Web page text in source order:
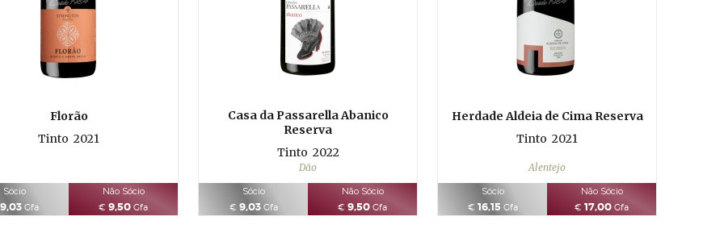
Florão
Tinto 2021
Sócio
9,03 Gfa
Não Sócio
€ 9,50 Gfa
Casa da Passarella Abanico
Reserva
Tinto 2022
Dão
Sócio
€ 9,03 Gfa
Não Sócio
€ 9,50 Gfa
Herdade Aldeia de Cima Reserva
Tinto 2021
Alentejo
Sócio
€ 16,15 Gfa
Não Sócio
€ 17,00 Gfa